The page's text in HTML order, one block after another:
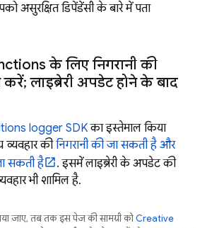
असुरक्षित डिपेंडेंसी के बारे में पता
के लिए निगरानी की
लाइब्रेरी अपडेट होने के बाद
logger SDKका इस्तेमाल किया
व्यवहार कीनिगरानी की जा सकती है और
सकती है
. इसमें लाइब्रेरी के अपडेट की
भी शामिल है.
तब तक इस पेज की सामग्री कोCreative